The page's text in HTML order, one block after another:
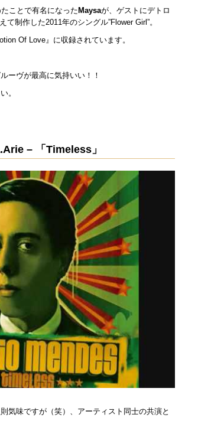
ことで有名になった Maysaが、ゲストにデトロ
て制作した2011年のシングル”Flower Girl”。
Of Love』に収録されています。
ーヴが最高に気持いい！！
。
– 「Timeless」
気味ですが（笑）、アーティスト同士の共演と